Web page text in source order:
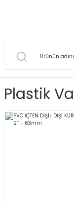
Plastik